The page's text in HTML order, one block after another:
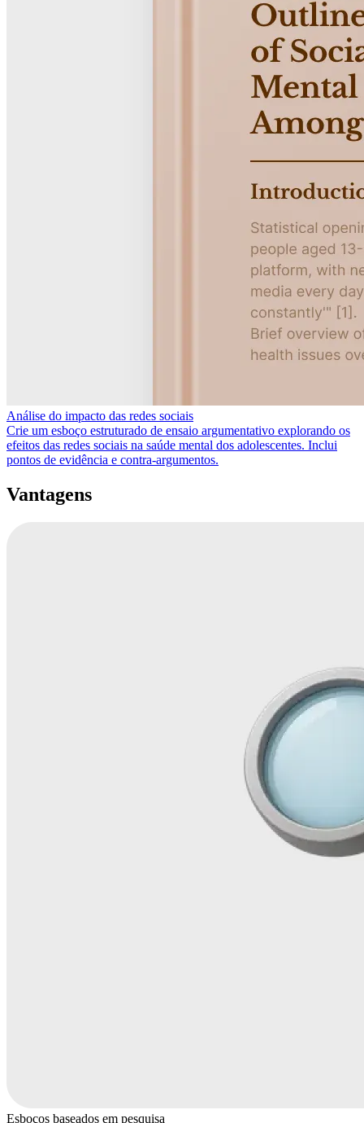
Análise do impacto das redes sociais
Crie um esboço estruturado de ensaio argumentativo explorando os
efeitos das redes sociais na saúde mental dos adolescentes. Inclui
pontos de evidência e contra-argumentos.
Vantagens
Esboços baseados em pesquisa